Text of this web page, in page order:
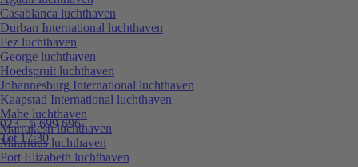
023 - 5 699 696
Tot 17:30
Casablanca luchthaven
Durban International luchthaven
Fez luchthaven
George luchthaven
Hoedspruit luchthaven
Johannesburg International luchthaven
Kaapstad International luchthaven
Mahe luchthaven
Marrakesh luchthaven
Mauritius luchthaven
Port Elizabeth luchthaven